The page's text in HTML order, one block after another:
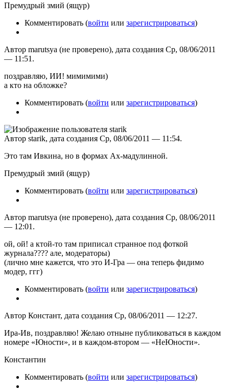
Премудрый змий (ящур)
Комментировать (войти или зарегистрироваться)
Автор marutsya (не проверено), дата создания Ср, 08/06/2011
— 11:51.
поздравляю, ИИ! мимимими)
а кто на обложке?
Комментировать (войти или зарегистрироваться)
Автор starik, дата создания Ср, 08/06/2011 — 11:54.
Это там Ивкина, но в формах Ах-мадулинной.
Премудрый змий (ящур)
Комментировать (войти или зарегистрироваться)
Автор marutsya (не проверено), дата создания Ср, 08/06/2011
— 12:01.
ой, ой! а ктой-то там приписал странное под фоткой
журнала???? але, модераторы)
(лично мне кажется, что это И-Гра — она теперь фидимо
модер, ггг)
Комментировать (войти или зарегистрироваться)
Автор Констант, дата создания Ср, 08/06/2011 — 12:27.
Ира-Ив, поздравляю! Желаю отныне публиковаться в каждом
номере «Юности», и в каждом-втором — «НеЮности».
Константин
Комментировать (войти или зарегистрироваться)